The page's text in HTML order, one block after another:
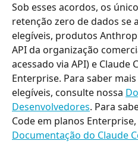
Sob esses acordos, os
retenção zero de dados se
elegíveis, produtos
API da organização
acessado via API) e Claude
Enterprise. Para saber
elegíveis, consulte nossa
Desenvolvedores. Para
Code em planos
Documentação do Claude